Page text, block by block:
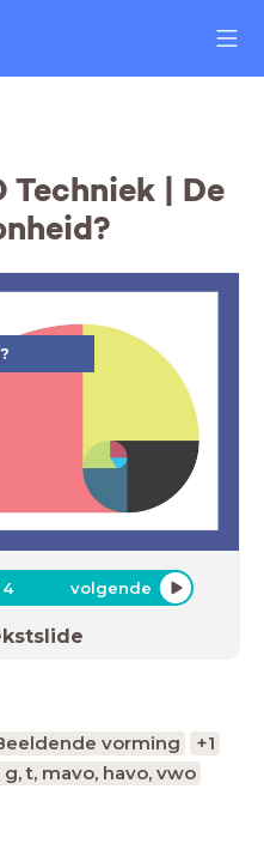
| De
4 volgende
vorming
+1
t, mavo, havo, vwo